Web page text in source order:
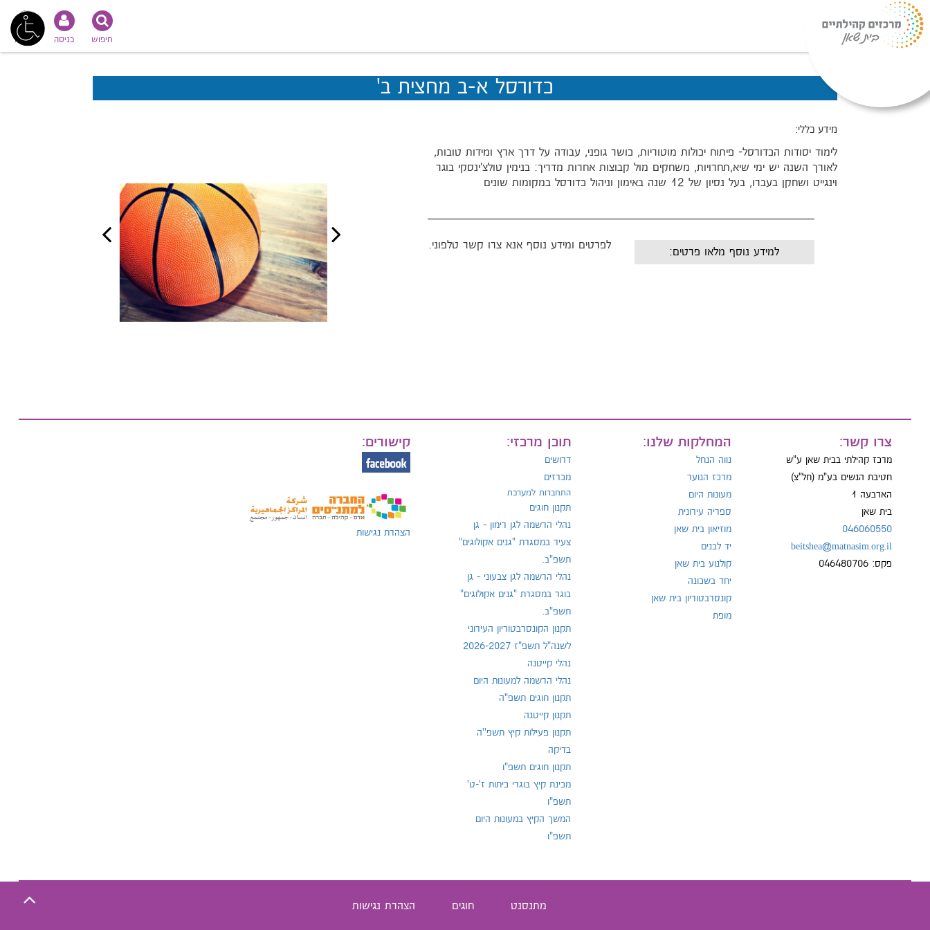
נגישות כניסה חיפוש
כדורסל א-ב מחצית ב'
מידע כללי:
לימוד יסודות הכדורסל- פיתוח יכולות מוטוריות, כושר גופני, עבודה על דרך ארץ ומידות טובות,
לאורך השנה יש ימי שיא,תחרויות, משחקים מול קבוצות אחרות מדריך: בנימין טולצ'ינסקי בוגר
וינגייט ושחקן בעברו, בעל נסיון של 12 שנה באימון וניהול כדורסל במקומות שונים
לפרטים ומידע נוסף אנא צרו קשר טלפוני.
למידע נוסף מלאו פרטים:
צרו קשר:
מרכז קהילתי בבית שאן ע"ש
חטיבת הנשים בע"מ (חל"צ)
הארבעה 1
בית שאן
046060550
beitshea@matnasim.org.il
פקס: 046480706
המחלקות שלנו:
נווה הנחל
מרכז הנוער
מעונות היום
ספריה עירונית
מוזיאון בית שאן
יד לבנים
קולנוע בית שאן
יחד בשכונה
קונסרבטוריון בית שאן
מופת
תוכן מרכזי:
דרושים
מכרזים
התחברות למערכת
תקנון חוגים
נהלי הרשמה לגן רימון - גן
צעיר במסגרת "גנים אקולוגים"
תשפ"ב.
נהלי הרשמה לגן צבעוני - גן
בוגר במסגרת "גנים אקולוגים"
תשפ"ב.
תקנון הקונסרבטוריון העירוני
לשנה"ל תשפ"ז 2026-2027
נהלי קייטנה
נהלי הרשמה למעונות היום
תקנון חוגים תשפ"ה
תקנון קייטנה
תקנון פעילות קיץ תשפ''ה
בדיקה
תקנון חוגים תשפ"ו
מכינת קיץ בוגרי כיתות ז'-ט'
תשפ"ו
המשך הקיץ במעונות היום
תשפ"ו
קישורים:
הצהרת נגישות
מתנסנט חוגים הצהרת נגישות